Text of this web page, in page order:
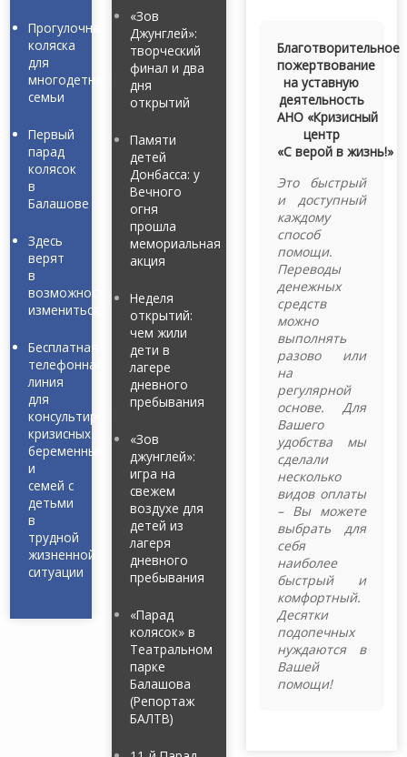
Прогулочная
коляска
для
многодетной
семьи
Первый
парад
колясок
в
Балашове
Здесь
верят
в
возможность
измениться
Бесплатная
телефонная
линия
для
консультирования
кризисных
беременных
и
семей с
детьми
в
трудной
жизненной
ситуации
«Зов
Джунглей»:
творческий
финал и два
дня
открытий
Памяти
детей
Донбасса: у
Вечного
огня
прошла
мемориальная
акция
Неделя
открытий:
чем жили
дети в
лагере
дневного
пребывания
«Зов
джунглей»:
игра на
свежем
воздухе для
детей из
лагеря
дневного
пребывания
«Парад
колясок» в
Театральном
парке
Балашова
(Репортаж
БАЛТВ)
Благотворительное
пожертвование
на уставную
деятельность
АНО «Кризисный
центр
«С верой в жизнь!»
Это быстрый
и доступный
каждому
способ
помощи.
Переводы
денежных
средств
можно
выполнять
разово или
на
регулярной
основе. Для
Вашего
удобства мы
сделали
несколько
видов оплаты
– Вы можете
выбрать для
себя
наиболее
быстрый и
комфортный.
Десятки
подопечных
нуждаются в
Вашей
помощи!